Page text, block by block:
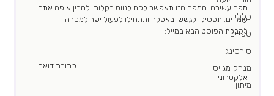
כללי
ספרים
סורסינג
מנהל מגייס
מיתון
מפה עשירה. המפה הזו תאפשר לכם לנווט בקלות ולהבין איפה אתם
עומדים. תפסיקו לגשש  באפלה ותתחילו לפעול ישר למטרה.
לקבלת הפוסט הבא במייל:
							כתובת דואר
אלקטרוני